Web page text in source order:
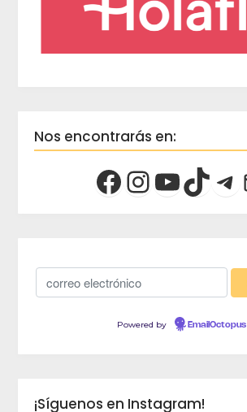
Nos encontrarás en:
Powered by EmailOctopus
¡Síguenos en Instagram!